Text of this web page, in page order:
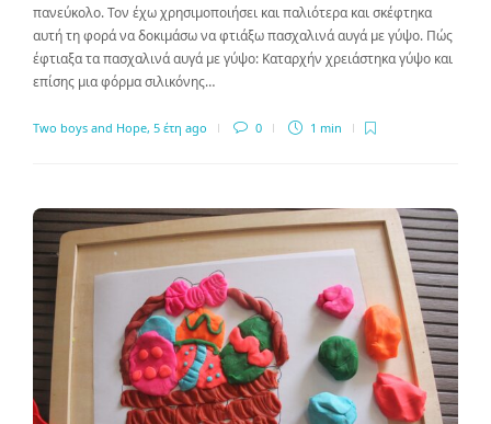
πανεύκολο. Τον έχω χρησιμοποιήσει και παλιότερα και σκέφτηκα
αυτή τη φορά να δοκιμάσω να φτιάξω πασχαλινά αυγά με γύψο. Πώς
έφτιαξα τα πασχαλινά αυγά με γύψο: Καταρχήν χρειάστηκα γύψο και
επίσης μια φόρμα σιλικόνης…
Two boys and Hope, 5 έτη ago 0 1 min